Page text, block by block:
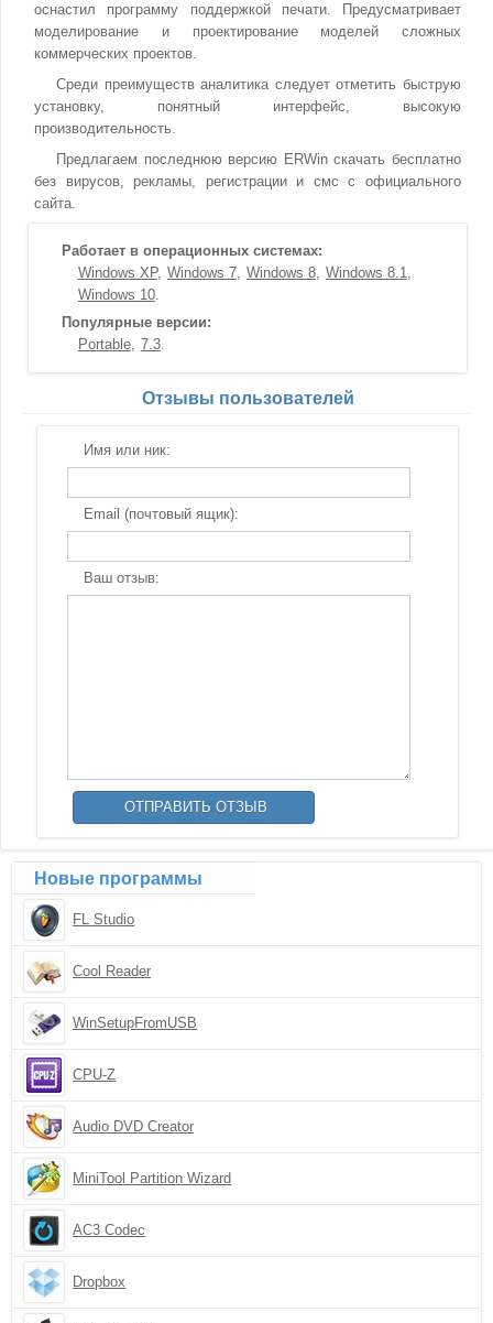
оснастил программу поддержкой печати. Предусматривает
моделирование и проектирование моделей сложных
коммерческих проектов.
Среди преимуществ аналитика следует отметить быструю
установку, понятный интерфейс, высокую
производительность.
Предлагаем последнюю версию ERWin скачать бесплатно
без вирусов, рекламы, регистрации и смс с официального
сайта.
Работает в операционных системах:
Windows XP
Windows 7 Windows 8
Windows 8.1
Windows 10
Популярные версии:
Portable
7.3
Отзывы пользователей
Имя или ник:
Email (почтовый ящик):
Ваш отзыв:
Новые программы
FL Studio
Cool Reader
WinSetupFromUSB
CPU-Z
Audio DVD Creator
MiniTool Partition Wizard
AC3 Codec
Dropbox